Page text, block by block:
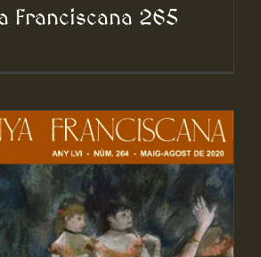
Franciscana 265